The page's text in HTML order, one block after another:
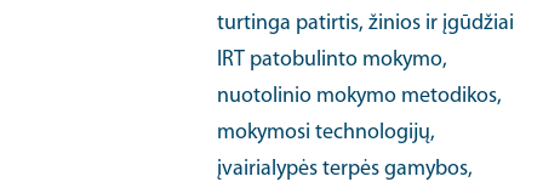
turtinga patirtis, žinios ir įgūdžiai
IRT patobulinto mokymo,
nuotolinio mokymo metodikos,
mokymosi technologijų,
įvairialypės terpės gamybos,